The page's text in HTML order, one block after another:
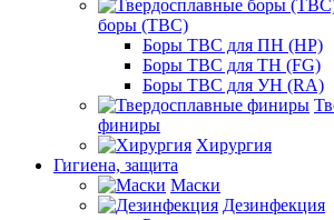
боры (ТВС)
Боры ТВС для ПН (HP)
Боры ТВС для ТН (FG)
Боры ТВС для УН (RA)
финиры
Хирургия
Гигиена, защита
Маски
Дезинфекция